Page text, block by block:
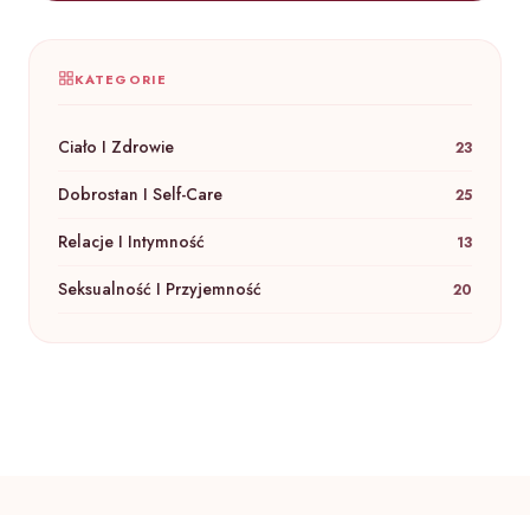
KATEGORIE
Ciało I Zdrowie 23
Dobrostan I Self-Care 25
Relacje I Intymność 13
Seksualność I Przyjemność 20